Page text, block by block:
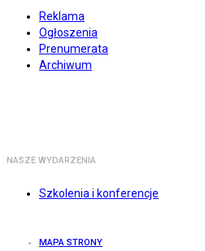
Reklama
Ogłoszenia
Prenumerata
Archiwum
NASZE WYDARZENIA
Szkolenia i konferencje
MAPA STRONY